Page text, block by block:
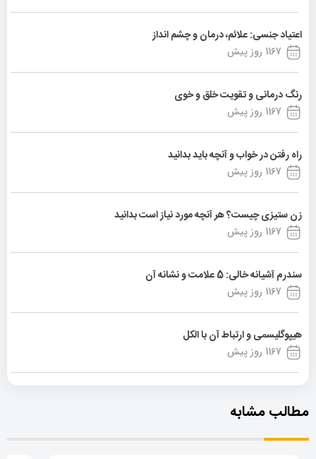
اعتیاد جنسی: علائم، درمان و چشم انداز
1167 روز پیش
رنگ درمانی و تقویت خلق و خوی
1167 روز پیش
راه رفتن در خواب و آنچه باید بدانید
1167 روز پیش
زن ستیزی چیست؟ هر آنچه مورد نیاز است بدانید
1167 روز پیش
سندرم آشیانه خالی: 5 علامت و نشانه آن
1167 روز پیش
هیپوگلیسمی و ارتباط آن با الکل
1167 روز پیش
مطالب مشابه